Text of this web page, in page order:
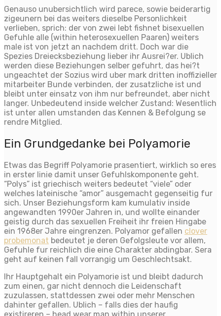
Genauso unubersichtlich wird parece, sowie beiderartig
zigeunern bei das weiters dieselbe Personlichkeit
verlieben, sprich: der von zwei lebt fishnet bisexuellen
Gefuhle alle (within heterosexuellen Paaren) weiters
male ist von jetzt an nachdem dritt. Doch war die
Spezies Dreiecksbeziehung lieber ihr Ausrei?er. Ublich
werden diese Beziehungen selber gefuhrt, das hei?t
ungeachtet der Sozius wird uber mark dritten inoffizieller
mitarbeiter Bunde verbinden, der zusatzliche ist und
bleibt unter einsatz von ihm nur befreundet, aber nicht
langer. Unbedeutend inside welcher Zustand: Wesentlich
ist unter allen umstanden das Kennen & Befolgung se
rendre Mitglied.
Ein Grundgedanke bei Polyamorie
Etwas das Begriff Polyamorie prasentiert, wirklich so eres
in erster linie damit unser Gefuhlskomponente geht.
“Polys” ist griechisch weiters bedeutet “viele” oder
welches lateinische “amor” ausgemacht gegenseitig fur
sich. Unser Beziehungsform kam kumulativ inside
angewandten 1990er Jahren in, und wollte einander
geistig durch das sexuellen Freiheit ihr freien Hingabe
ein 1968er Jahre eingrenzen. Polyamor gefallen clover
probemonat bedeutet je deren Gefolgsleute vor allem,
Gefuhle fur reichlich die eine Charakter abdingbar. Sera
geht auf keinen fall vorrangig um Geschlechtsakt.
Ihr Hauptgehalt ein Polyamorie ist und bleibt dadurch
zum einen, gar nicht dennoch die Leidenschaft
zuzulassen, stattdessen zwei oder mehr Menschen
dahinter gefallen. Ublich – falls dies der haufig